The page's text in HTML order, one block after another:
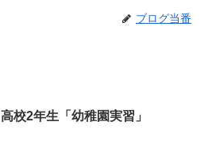
ブログ当番
高校2年生「幼稚園実習」